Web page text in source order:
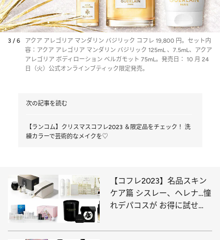
3 / 6
アクア アレゴリア マンダリン バジリック コフレ 19,800 円。セット内
容：アクア アレゴリア マンダリン バジリック 125mL 、7.5mL、アクア
アレゴリア ボディローション ベルガモット 75mL。発売日： 10 月 24
日（火）公式オンラインブティック限定発売。
次の記事を読む
【ランコム】クリスマスコフレ2023 ＆限定品をチェック！ 洗
練カラーで芸術的なメイクを♡
【コフレ2023】名品スキン
ケア篇 シスレー、ヘレナ…憧
れデパコスが お得に試せ